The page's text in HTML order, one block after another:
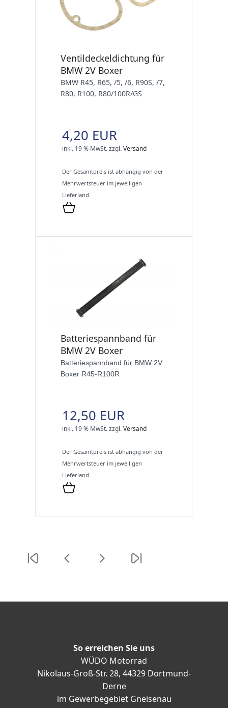
Ventildeckeldichtung für
BMW 2V Boxer
BMW R45, R65, /5, /6, R90S, /7,
R80, R100, R80/100R/GS
4,20 EUR
inkl. 19 % MwSt.zzgl.Versand
Der Gesamtpreis ist abhängig von der
Mehrwertsteuer im jeweiligen
Lieferland.
Batteriespannband für
BMW 2V Boxer
Batteriespannband für BMW 2V
Boxer R45-R100R
12,50 EUR
inkl. 19 % MwSt.zzgl.Versand
Der Gesamtpreis ist abhängig von der
Mehrwertsteuer im jeweiligen
Lieferland.
So erreichen Sie uns
WÜDO Motorrad
Nikolaus-Groß-Str. 28, 44329 Dortmund-
Derne
im Gewerbegebiet Gneisenau